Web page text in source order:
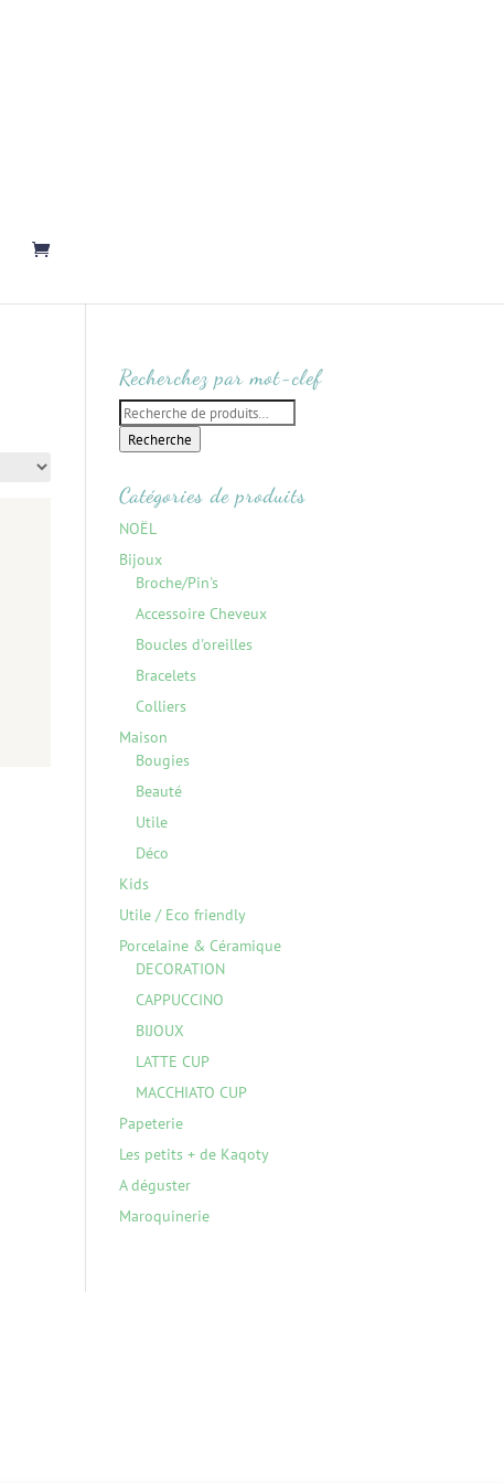
Recherchez par mot-clef
Recherche
pour :
Recherche
Catégories de produits
NOËL
Bijoux
Broche/Pin's
Accessoire Cheveux
Boucles d'oreilles
Bracelets
Colliers
Maison
Bougies
Beauté
Utile
Déco
Kids
Utile / Eco friendly
Porcelaine & Céramique
DECORATION
CAPPUCCINO
BIJOUX
LATTE CUP
MACCHIATO CUP
Papeterie
Les petits + de Kaqoty
A déguster
Maroquinerie